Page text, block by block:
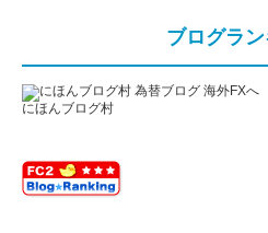
ブログラ
にほんブログ村